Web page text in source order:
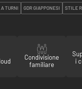
TURNI GDR GIAPPONESI STILE
Condivisione
familiare
i